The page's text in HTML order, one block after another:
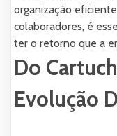
organização
colaboradores, é
ter o retorno que a
Do
Evolução